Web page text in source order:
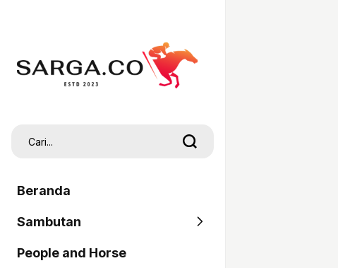
Beranda
Sambutan
SARGA
People and Horse